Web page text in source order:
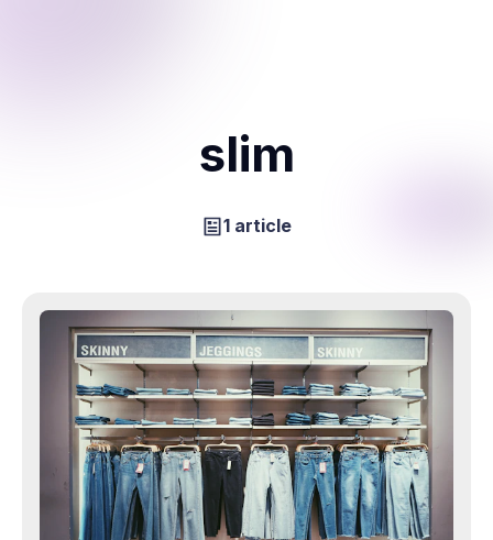
slim
1 article